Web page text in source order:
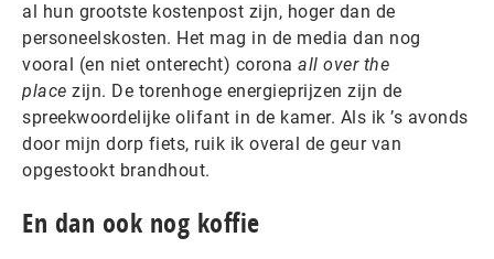
al hun grootste kostenpost zijn, hoger dan de
personeelskosten. Het mag in de media dan nog
vooral (en niet onterecht) corona all over the
place zijn. De torenhoge energieprijzen zijn de
spreekwoordelijke olifant in de kamer. Als ik ’s avonds
door mijn dorp fiets, ruik ik overal de geur van
opgestookt brandhout.
En dan ook nog koffie